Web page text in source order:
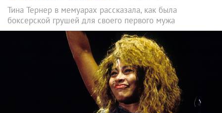
Тина Тернер в мемуарах рассказала, как была
боксерской грушей для своего первого мужа